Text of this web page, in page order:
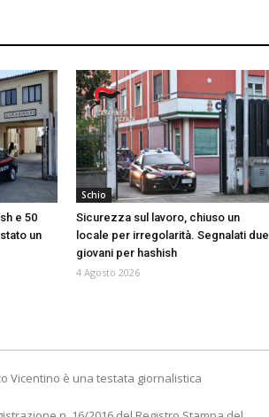
e 50
un
Schio
Sicurezza sul lavoro, chiuso un
locale per irregolarità. Segnalati due
giovani per hashish
4 Agosto 2026
Vicentino è una testata giornalistica